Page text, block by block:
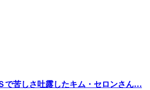
で苦しさ吐露したキム・セロンさん…